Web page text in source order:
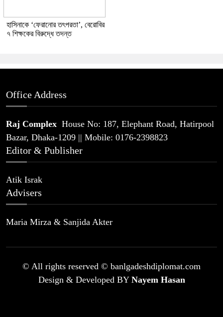
হাসিনাকে ‘ফেরানোর তৎপরতা’, বেরোবির
৭ শিক্ষকের বিরুদ্ধে তদন্ত
Office Address
Raj Complex House No: 187, Elephant Road, Hatirpool
Bazar, Dhaka-1209 || Mobile: 0176-2398823
Editor & Publisher
Atik Israk
Advisers
Maria Mirza & Sanjida Akter
© All rights reserved © banlgadeshdiplomat.com
Design & Developed BY Nayem Hasan